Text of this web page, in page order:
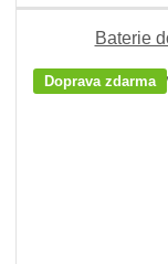
Baterie
Doprava zdarma